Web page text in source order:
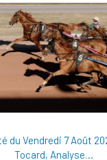
du Vendredi 7 Août
Tocard, Analyse…